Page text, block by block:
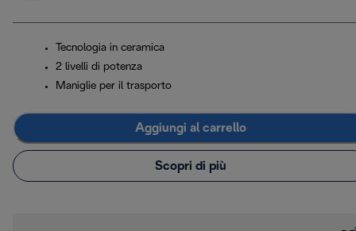
Tecnologia in ceramica
2 livelli di potenza
Maniglie per il trasporto
Aggiungi al carrello
Scopri di più